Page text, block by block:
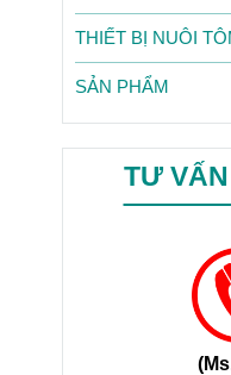
THIẾT BỊ NUÔI
SẢN PHẨM
TƯ